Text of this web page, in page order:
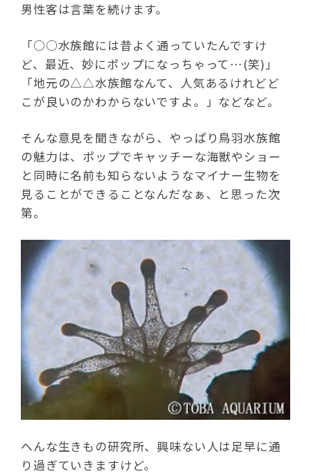
男性客は言葉を続けます。
「○○水族館には昔よく通っていたんですけ
ど、最近、妙にポップになっちゃって…(笑)」
「地元の△△水族館なんて、人気あるけれどど
こが良いのかわからないですよ。」などなど。
そんな意見を聞きながら、やっぱり鳥羽水族館
の魅力は、ポップでキャッチーな海獣やショー
と同時に名前も知らないようなマイナー生物を
見ることができることなんだなぁ、と思った次
第。
へんな生きもの研究所、興味ない人は足早に通
り過ぎていきますけど。